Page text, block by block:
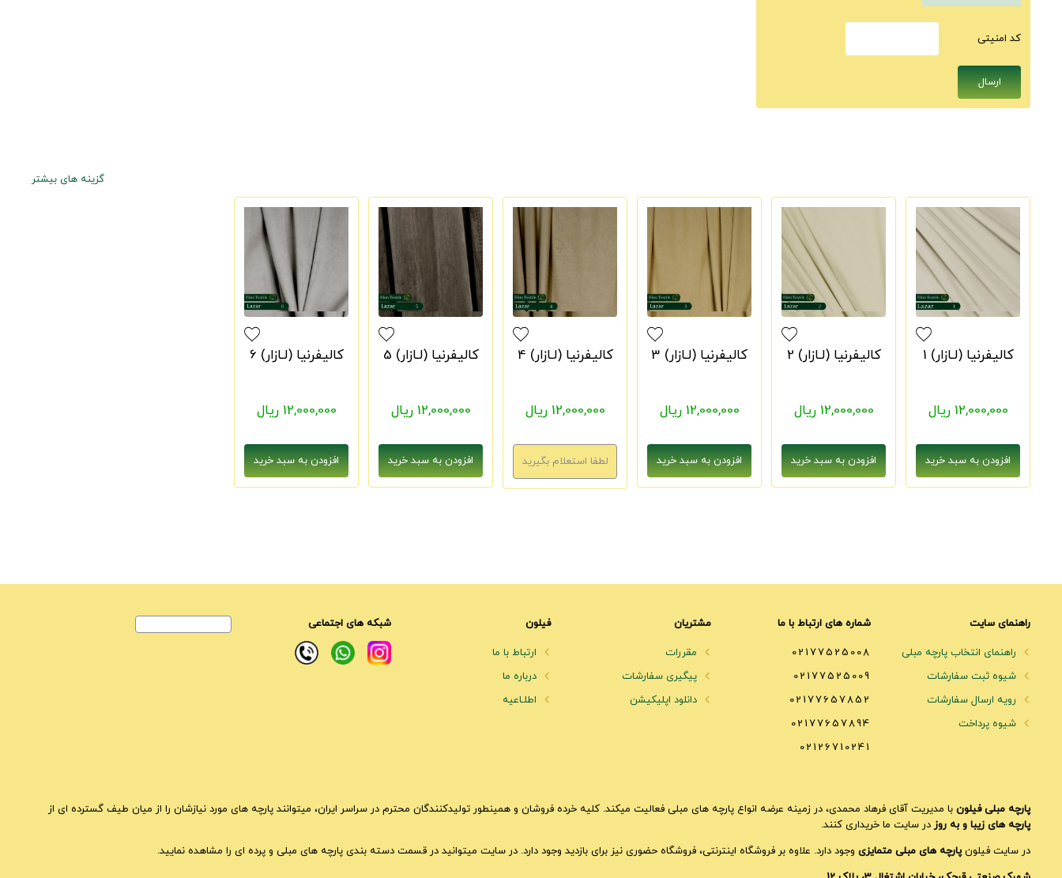
كد امنيتى
گزینه های بیشتر
کالیفرنیا (لـازار) 1
12,000,000 ریال
کالیفرنیا (لـازار) 2
12,000,000 ریال
کالیفرنیا (لـازار) 3
12,000,000 ریال
کالیفرنیا (لـازار) 4
12,000,000 ریال
کالیفرنیا (لـازار) 5
12,000,000 ریال
کالیفرنیا (لـازار) 6
12,000,000 ریال
راهنمای سایت
راهنمای انتخاب پارچه مبلی
شیوه ثبت سفارشات
رویه ارسال سفارشات
شیوه پرداخت
شماره های ارتباط با ما
02177525008
02177525009
02177657852
02177657894
02126710241
مشتریان
مقررات
پیگیری سفارشات
دانلود اپلیکیشن
فیلون
ارتباط با ما
درباره ما
اطلـاعیه
شبکه های اجتماعی
پارچه مبلی فیلون با مدیریت آقای فرهاد محمدی، در زمینه عرضه انواع پارچه های مبلی فعالیت میکند. کلیه خرده فروشان و همینطور تولیدکنندگان محترم در سراسر ایران، میتوانند پارچه های مورد نیازشان را از میان طیف گسترده ای از
پارچه های زیبا و به روز در سایت ما خریداری کنند.
در سایت فیلونپارچه های مبلی متمایزی وجود دارد. علاوه بر فروشگاه اینترنتی، فروشگاه حضوری نیز برای بازدید وجود دارد. در سایت میتوانید در قسمت دسته بندی پارچه های مبلی و پرده ای را مشاهده نمایید.